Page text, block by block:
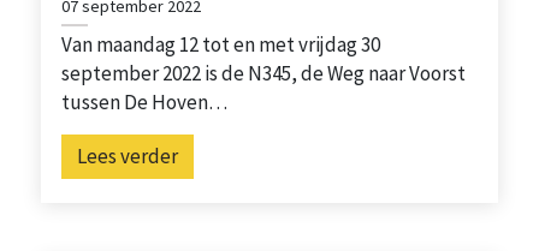
07 september 2022
Van maandag 12 tot en met vrijdag 30
september 2022 is de N345, de Weg naar Voorst
tussen De Hoven…
Lees verder